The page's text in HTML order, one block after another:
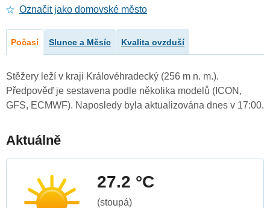
Označit jako domovské město
Počasí Slunce a Měsíc Kvalita ovzduší
Stěžery leží v kraji Královéhradecký (256 m n. m.).
Předpověď je sestavena podle několika modelů (ICON,
GFS, ECMWF). Naposledy byla aktualizována dnes v 17:00.
Aktuálně
27.2 °C
(stoupá)